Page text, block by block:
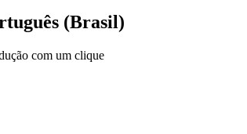
(Brasil)
com um clique